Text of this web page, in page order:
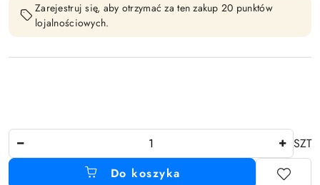
Zarejestruj się, aby otrzymać za ten zakup 20 punktów
lojalnościowych.
SZT
Do koszyka